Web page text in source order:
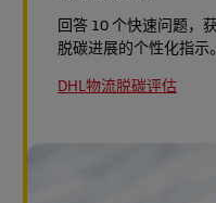
回答 10 个快速问题，
脱碳进展的个性化指示。
DHL物流脱碳评估